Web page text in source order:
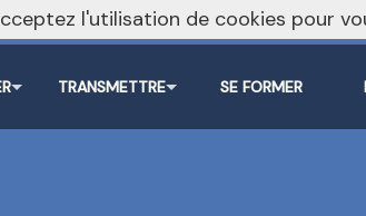
TRANSMETTRE SE FORMER
l'utilisation de cookies pour